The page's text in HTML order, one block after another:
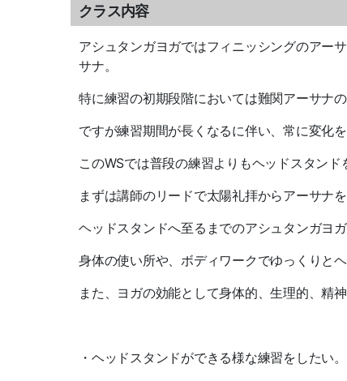
クラス内容
アシュタンガヨガではフィニッシングのアー
サナ。
特に練習の初期段階においては難関アーサナ
ですが練習期間が長くなるに伴い、常に変化
このWSでは普段の練習よりもヘッドスタンド
まずは講師のリードで太陽礼拝からアーサナ
ヘッドスタンドへ至るまでのアシュタンガヨ
身体の使い所や、ボディワークでゆっくりと
また、ヨガの効能として身体的、生理的、精
・ヘッドスタンドができる様な練習をしたい。